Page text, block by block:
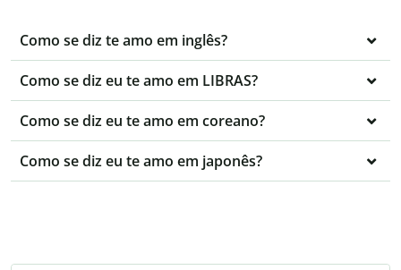
Como se diz te amo em inglês?
Como se diz eu te amo em LIBRAS?
Como se diz eu te amo em coreano?
Como se diz eu te amo em japonês?